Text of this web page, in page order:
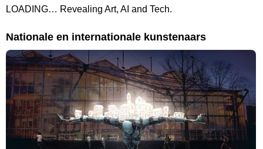
LOADING… Revealing Art, AI and Tech.
Nationale en internationale kunstenaars